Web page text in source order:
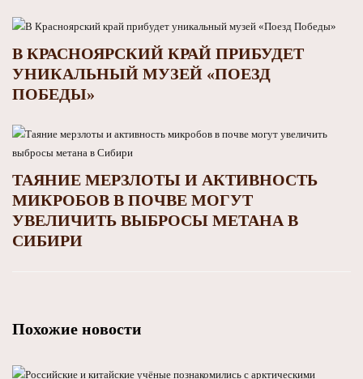
В КРАСНОЯРСКИЙ КРАЙ ПРИБУДЕТ
УНИКАЛЬНЫЙ МУЗЕЙ «ПОЕЗД
ПОБЕДЫ»
ТАЯНИЕ МЕРЗЛОТЫ И АКТИВНОСТЬ
МИКРОБОВ В ПОЧВЕ МОГУТ
УВЕЛИЧИТЬ ВЫБРОСЫ МЕТАНА В
СИБИРИ
Похожие новости